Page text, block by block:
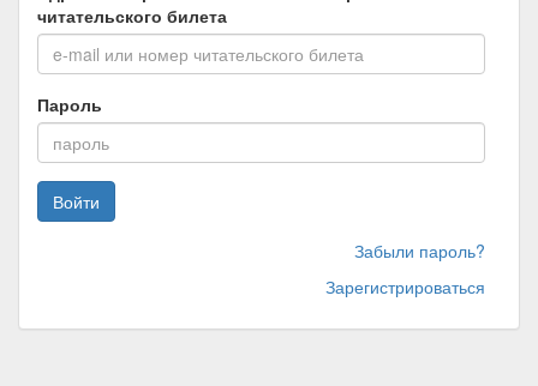
читательского билета
Пароль
Войти
Забыли пароль?
Зарегистрироваться